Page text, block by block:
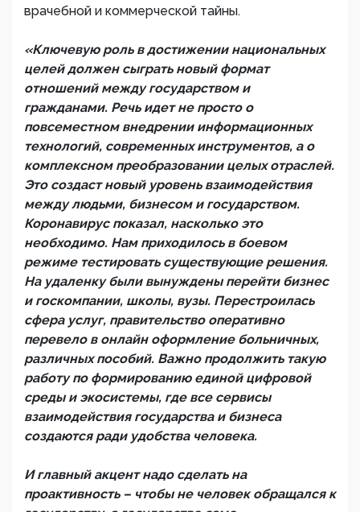
врачебной и коммерческой тайны.
«Ключевую роль в достижении национальных
целей должен сыграть новый формат
отношений между государством и
гражданами. Речь идет не просто о
повсеместном внедрении информационных
технологий, современных инструментов, а о
комплексном преобразовании целых отраслей.
Это создаст новый уровень взаимодействия
между людьми, бизнесом и государством.
Коронавирус показал, насколько это
необходимо. Нам приходилось в боевом
режиме тестировать существующие решения.
На удаленку были вынуждены перейти бизнес
и госкомпании, школы, вузы. Перестроилась
сфера услуг, правительство оперативно
перевело в онлайн оформление больничных,
различных пособий. Важно продолжить такую
работу по формированию единой цифровой
среды и экосистемы, где все сервисы
взаимодействия государства и бизнеса
создаются ради удобства человека.
И главный акцент надо сделать на
проактивность – чтобы не человек обращался к